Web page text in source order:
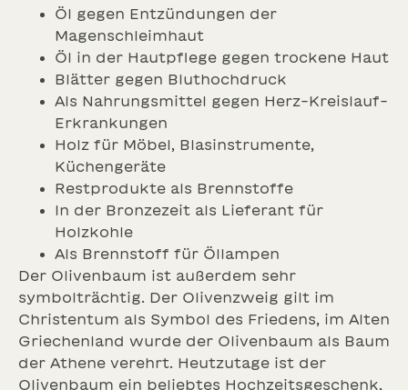
Öl gegen Entzündungen der
Magenschleimhaut
Öl in der Hautpflege gegen trockene Haut
Blätter gegen Bluthochdruck
Als Nahrungsmittel gegen Herz-Kreislauf-
Erkrankungen
Holz für Möbel, Blasinstrumente,
Küchengeräte
Restprodukte als Brennstoffe
In der Bronzezeit als Lieferant für
Holzkohle
Als Brennstoff für Öllampen
Der Olivenbaum ist außerdem sehr
symbolträchtig. Der Olivenzweig gilt im
Christentum als Symbol des Friedens, im Alten
Griechenland wurde der Olivenbaum als Baum
der Athene verehrt. Heutzutage ist der
Olivenbaum ein beliebtes Hochzeitsgeschenk,